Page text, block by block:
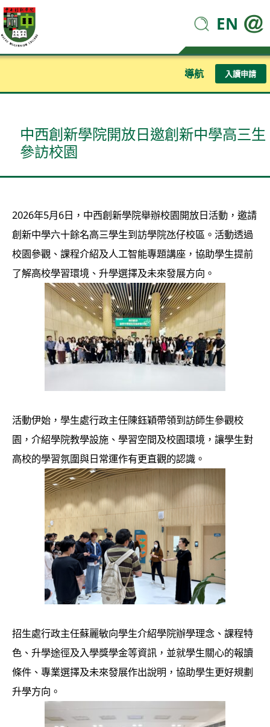
EN
導航 入讀申請
中西創新學院開放日邀創新中學高三生
參訪校園
2026年5月6日，中西創新學院舉辦校園開放日活動，邀請
創新中學六十餘名高三學生到訪學院氹仔校區。活動透過
校園參觀、課程介紹及人工智能專題講座，協助學生提前
了解高校學習環境、升學選擇及未來發展方向。
活動伊始，學生處行政主任陳鈺穎帶領到訪師生參觀校
園，介紹學院教學設施、學習空間及校園環境，讓學生對
高校的學習氛圍與日常運作有更直觀的認識。
招生處行政主任蘇麗敏向學生介紹學院辦學理念、課程特
色、升學途徑及入學獎學金等資訊，並就學生關心的報讀
條件、專業選擇及未來發展作出說明，協助學生更好規劃
升學方向。